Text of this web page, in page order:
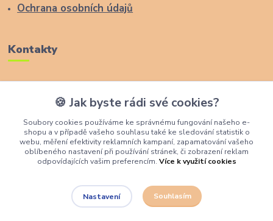
Ochrana osobních údajů
Kontakty
+420 774 291 043
info@rostouci-zidle.cz
🍪 Jak byste rádi své cookies?
Soubory cookies používáme ke správnému fungování našeho e-
shopu a v případě vašeho souhlasu také ke sledování statistik o
webu, měření efektivity reklamních kampaní, zapamatování vašeho
oblíbeného nastavení při používání stránek, či zobrazení reklam
odpovídajících vašim preferencím. Více k využití cookies
Nastavení Souhlasím